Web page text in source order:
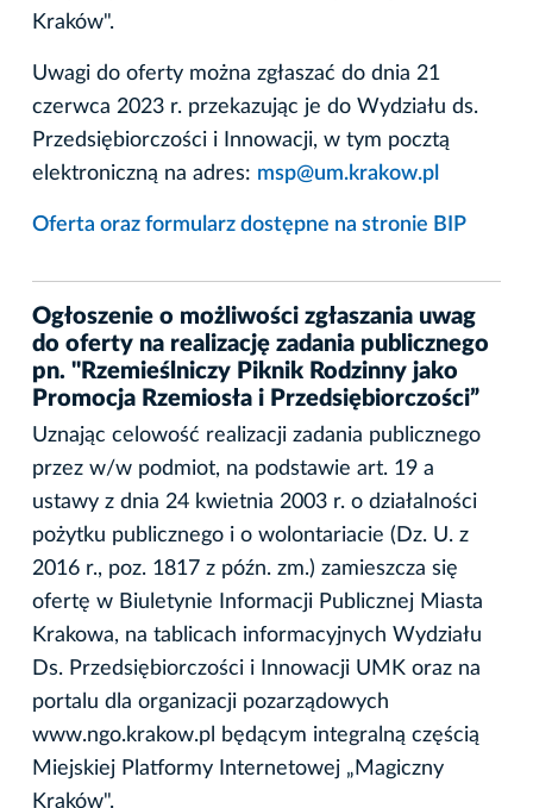
Kraków".
Uwagi do oferty można zgłaszać do dnia 21
czerwca 2023 r. przekazując je do Wydziału ds.
Przedsiębiorczości i Innowacji, w tym pocztą
elektroniczną na adres: msp@um.krakow.pl
Oferta oraz formularz dostępne na stronie BIP
Ogłoszenie o możliwości zgłaszania uwag
do oferty na realizację zadania publicznego
pn. "Rzemieślniczy Piknik Rodzinny jako
Promocja Rzemiosła i Przedsiębiorczości”
Uznając celowość realizacji zadania publicznego
przez w/w podmiot, na podstawie art. 19 a
ustawy z dnia 24 kwietnia 2003 r. o działalności
pożytku publicznego i o wolontariacie (Dz. U. z
2016 r., poz. 1817 z późn. zm.) zamieszcza się
ofertę w Biuletynie Informacji Publicznej Miasta
Krakowa, na tablicach informacyjnych Wydziału
Ds. Przedsiębiorczości i Innowacji UMK oraz na
portalu dla organizacji pozarządowych
www.ngo.krakow.pl będącym integralną częścią
Miejskiej Platformy Internetowej „Magiczny
Kraków".